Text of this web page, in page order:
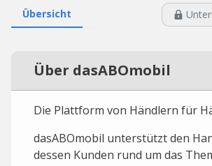
Übersicht
Über dasABOmobil
Die Plattform von Händlern für
dasABOmobil unterstützt den
dessen Kunden rund um das